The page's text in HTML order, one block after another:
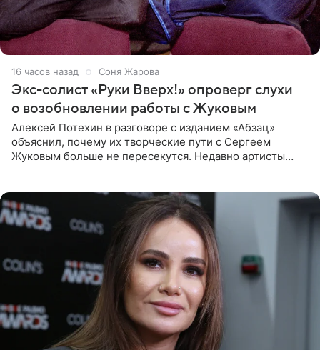
16 часов назад Соня Жарова
Экс-солист «Руки Вверх!» опроверг слухи
о возобновлении работы с Жуковым
Алексей Потехин в разговоре с изданием «Абзац»
объяснил, почему их творческие пути с Сергеем
Жуковым больше не пересекутся. Недавно артисты